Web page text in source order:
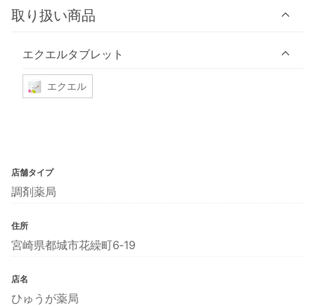
取り扱い商品
エクエルタブレット
エクエル
店舗タイプ
調剤薬局
住所
宮崎県都城市花繰町6‐19
店名
ひゅうが薬局